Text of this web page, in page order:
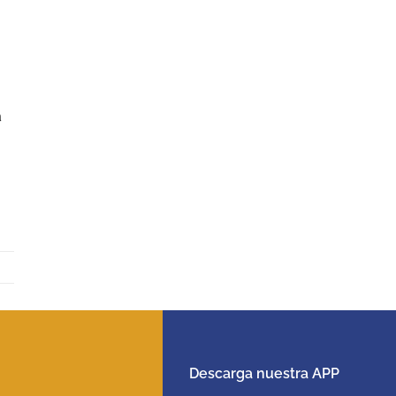
Descarga nuestra APP